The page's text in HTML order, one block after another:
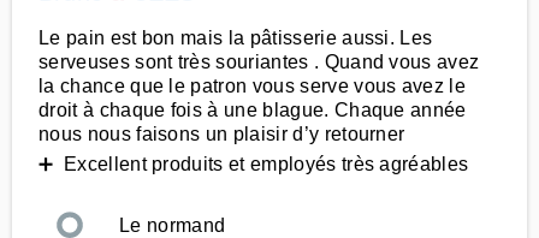
Le pain est bon mais la pâtisserie aussi. Les
serveuses sont très souriantes . Quand vous avez
la chance que le patron vous serve vous avez le
droit à chaque fois à une blague. Chaque année
nous nous faisons un plaisir d’y retourner
➕ Excellent produits et employés très agréables
Le normand